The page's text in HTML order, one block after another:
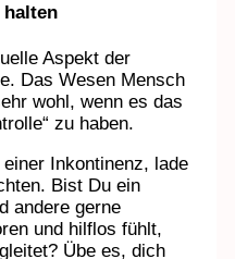
halten
Aspekt der
Das Wesen Mensch
wohl, wenn es das
zu haben.
Inkontinenz, lade
Bist Du ein
andere gerne
und hilflos fühlt,
Übe es, dich